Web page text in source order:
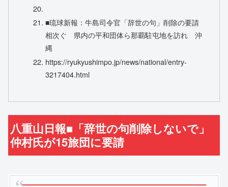
■琉球新報：牛島司令官「辞世の句」削除の要請
相次ぐ 県内の平和団体ら那覇駐屯地を訪れ 沖
縄
https://ryukyushimpo.jp/news/national/entry-
3217404.html
八重山日報■「辞世の句削除しないで」
仲村氏が15旅団に要請